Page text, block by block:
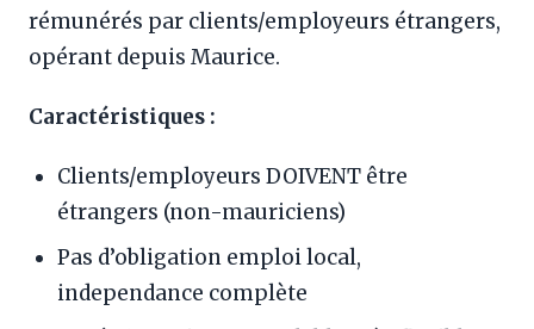
rémunérés par clients/employeurs étrangers,
opérant depuis Maurice.
Caractéristiques :
Clients/employeurs DOIVENT être
étrangers (non-mauriciens)
Pas d’obligation emploi local,
independance complète